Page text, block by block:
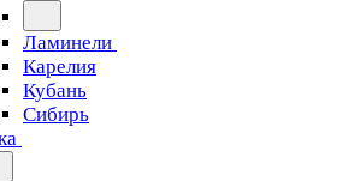
Ламинели
Карелия
Кубань
Сибирь